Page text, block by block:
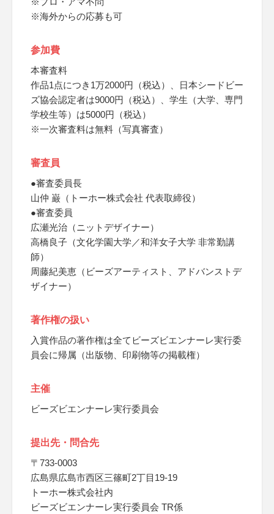
※海外からの応募も可
参加費
本審査料
作品1点につき1万2000円（税込）、日本シードビー
ズ協会認定者は9000円（税込）、学生（大学、専門
学校生等）は5000円（税込）
※一次審査料は無料（写真審査）
審査員
●審査委員長
山仲 巌（トーホー株式会社 代表取締役）
●審査委員
広瀬光治（ニットデザイナー）
高橋良子（文化学園大学／和洋女子大学 非常勤講
師）
周藤紀美恵（ビーズアーティスト、アドバンストデ
ザイナー）
著作権の扱い
入賞作品の著作権は全てビーズビエンナーレ実行委
員会に帰属（出版物、印刷物等の掲載権）
主催
ビーズビエンナーレ実行委員会
提出先・問合先
〒733-0003
広島県広島市西区三篠町2丁目19-19
トーホー株式会社内
ビーズビエンナーレ実行委員会 TR係